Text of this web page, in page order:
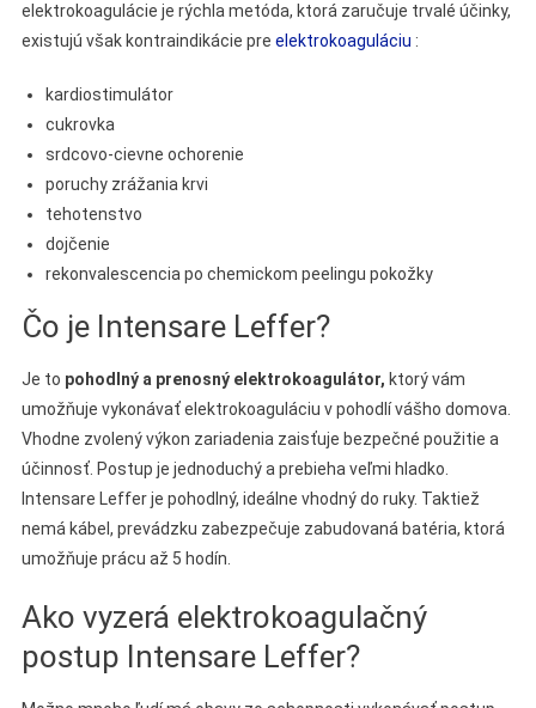
elektrokoagulácie je rýchla metóda, ktorá zaručuje trvalé účinky,
existujú však kontraindikácie pre elektrokoaguláciu :
kardiostimulátor
cukrovka
srdcovo-cievne ochorenie
poruchy zrážania krvi
tehotenstvo
dojčenie
rekonvalescencia po chemickom peelingu pokožky
Čo je Intensare Leffer?
Je to pohodlný a prenosný elektrokoagulátor, ktorý vám
umožňuje vykonávať elektrokoaguláciu v pohodlí vášho domova.
Vhodne zvolený výkon zariadenia zaisťuje bezpečné použitie a
účinnosť. Postup je jednoduchý a prebieha veľmi hladko.
Intensare Leffer je pohodlný, ideálne vhodný do ruky. Taktiež
nemá kábel, prevádzku zabezpečuje zabudovaná batéria, ktorá
umožňuje prácu až 5 hodín.
Ako vyzerá elektrokoagulačný
postup Intensare Leffer?